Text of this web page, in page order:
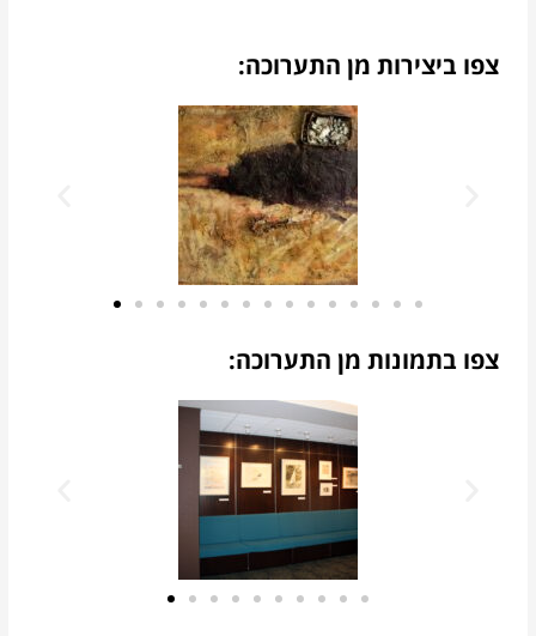
צפו ביצירות מן התערוכה:
צפו בתמונות מן התערוכה: